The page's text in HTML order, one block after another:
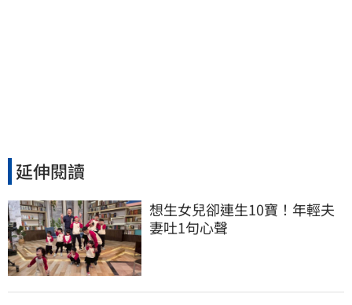
延伸閱讀
想生女兒卻連生10寶！年輕夫
妻吐1句心聲